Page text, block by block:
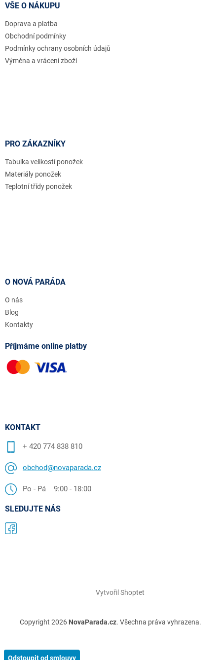
VŠE O NÁKUPU
Doprava a platba
Obchodní podmínky
Podmínky ochrany osobních údajů
Výměna a vrácení zboží
PRO ZÁKAZNÍKY
Tabulka velikostí ponožek
Materiály ponožek
Teplotní třídy ponožek
O NOVÁ PARÁDA
O nás
Blog
Kontakty
Příjmáme online platby
KONTAKT
+ 420 774 838 810
obchod@novaparada.cz
Po - Pá 9:00 - 18:00
SLEDUJTE NÁS
Vytvořil Shoptet
Copyright 2026 NovaParada.cz. Všechna práva vyhrazena.
Odstoupit od smlouvy